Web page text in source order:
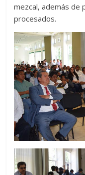
mezcal, además de
procesados.